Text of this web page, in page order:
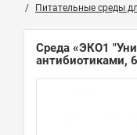
Питательные среды
Среда «ЭКО1
антибиотиками,